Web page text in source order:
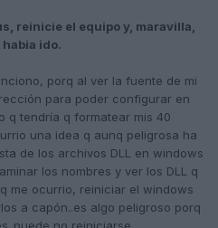
reinicie el equipo y, maravilla,
ido.
porq al ver la fuente de mi
para poder configurar en
q tendría q formatear mis 40
una idea q aunq peligrosa ha
de los archivos DLL en windows
los nombres y ver los DLL q
me ocurrio, reiniciar el windows
a capón..es algo peligroso porq